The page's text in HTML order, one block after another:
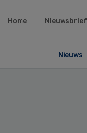
Home Nieuwsbrief
Nieuws